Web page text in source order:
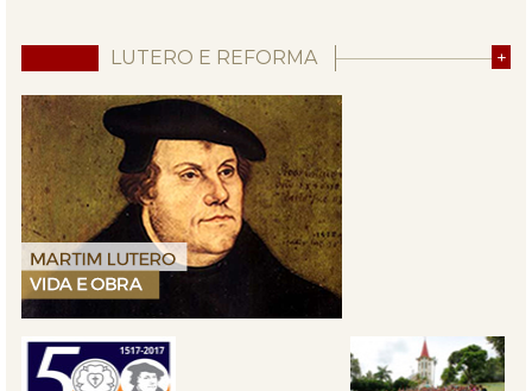
LUTERO E REFORMA +